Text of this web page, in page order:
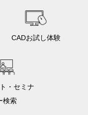
CADお試し体験
・セミナ
検索